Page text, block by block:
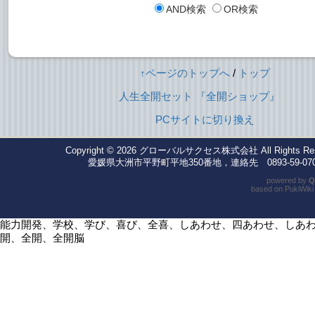
AND検索 OR検索
↑ページのトップへ/ トップ
人生全開セット
『全開ショップ』
PCサイトに切り換え
Copyright © 2026 グローバルサクセス株式会社 All Rights
愛媛県大洲市平野町平地350番地，連絡先 0893-59-
powered by
based on PukiWiki
能力開発、学校、学び、喜び、全喜、しあわせ、四あわせ、しあ
開、全開、全開脳